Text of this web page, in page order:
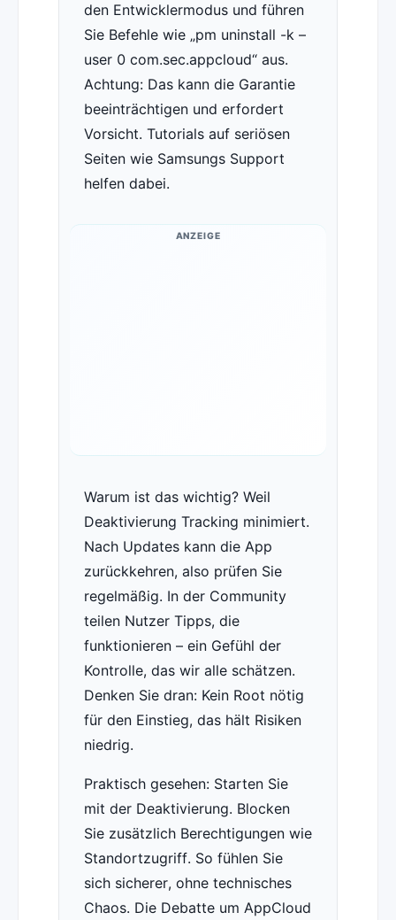
den Entwicklermodus und führen
Sie Befehle wie „pm uninstall -k –
user 0 com.sec.appcloud“ aus.
Achtung: Das kann die Garantie
beeinträchtigen und erfordert
Vorsicht. Tutorials auf seriösen
Seiten wie Samsungs Support
helfen dabei.
ANZEIGE
Warum ist das wichtig? Weil
Deaktivierung Tracking minimiert.
Nach Updates kann die App
zurückkehren, also prüfen Sie
regelmäßig. In der Community
teilen Nutzer Tipps, die
funktionieren – ein Gefühl der
Kontrolle, das wir alle schätzen.
Denken Sie dran: Kein Root nötig
für den Einstieg, das hält Risiken
niedrig.
Praktisch gesehen: Starten Sie
mit der Deaktivierung. Blocken
Sie zusätzlich Berechtigungen wie
Standortzugriff. So fühlen Sie
sich sicherer, ohne technisches
Chaos. Die Debatte um AppCloud